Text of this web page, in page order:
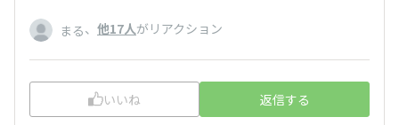
まる、 他17人がリアクション
いいね 返信する